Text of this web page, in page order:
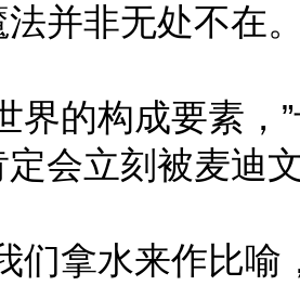
并非无处不在
界的构成要素，
会立刻被麦迪
们拿水来作比喻